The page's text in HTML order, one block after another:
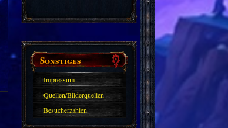
Sonstiges
Impressum
Quellen/Bilderquellen
Besucherzahlen